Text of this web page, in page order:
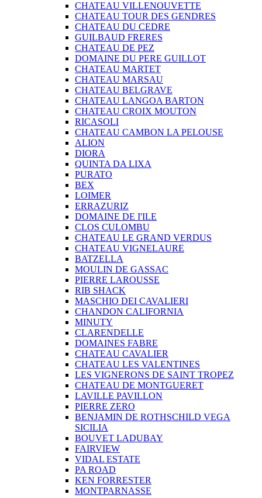
CHATEAU VILLENOUVETTE
CHATEAU TOUR DES GENDRES
CHATEAU DU CEDRE
GUILBAUD FRERES
CHATEAU DE PEZ
DOMAINE DU PERE GUILLOT
CHATEAU MARTET
CHATEAU MARSAU
CHATEAU BELGRAVE
CHATEAU LANGOA BARTON
CHATEAU CROIX MOUTON
RICASOLI
CHATEAU CAMBON LA PELOUSE
ALION
DIORA
QUINTA DA LIXA
PURATO
BEX
LOIMER
ERRAZURIZ
DOMAINE DE I'ILE
CLOS CULOMBU
CHATEAU LE GRAND VERDUS
CHATEAU VIGNELAURE
BATZELLA
MOULIN DE GASSAC
PIERRE LAROUSSE
RIB SHACK
MASCHIO DEI CAVALIERI
CHANDON CALIFORNIA
MINUTY
CLARENDELLE
DOMAINES FABRE
CHATEAU CAVALIER
CHATEAU LES VALENTINES
LES VIGNERONS DE SAINT TROPEZ
CHATEAU DE MONTGUERET
LAVILLE PAVILLON
PIERRE ZERO
BENJAMIN DE ROTHSCHILD VEGA
SICILIA
BOUVET LADUBAY
FAIRVIEW
VIDAL ESTATE
PA ROAD
KEN FORRESTER
MONTPARNASSE